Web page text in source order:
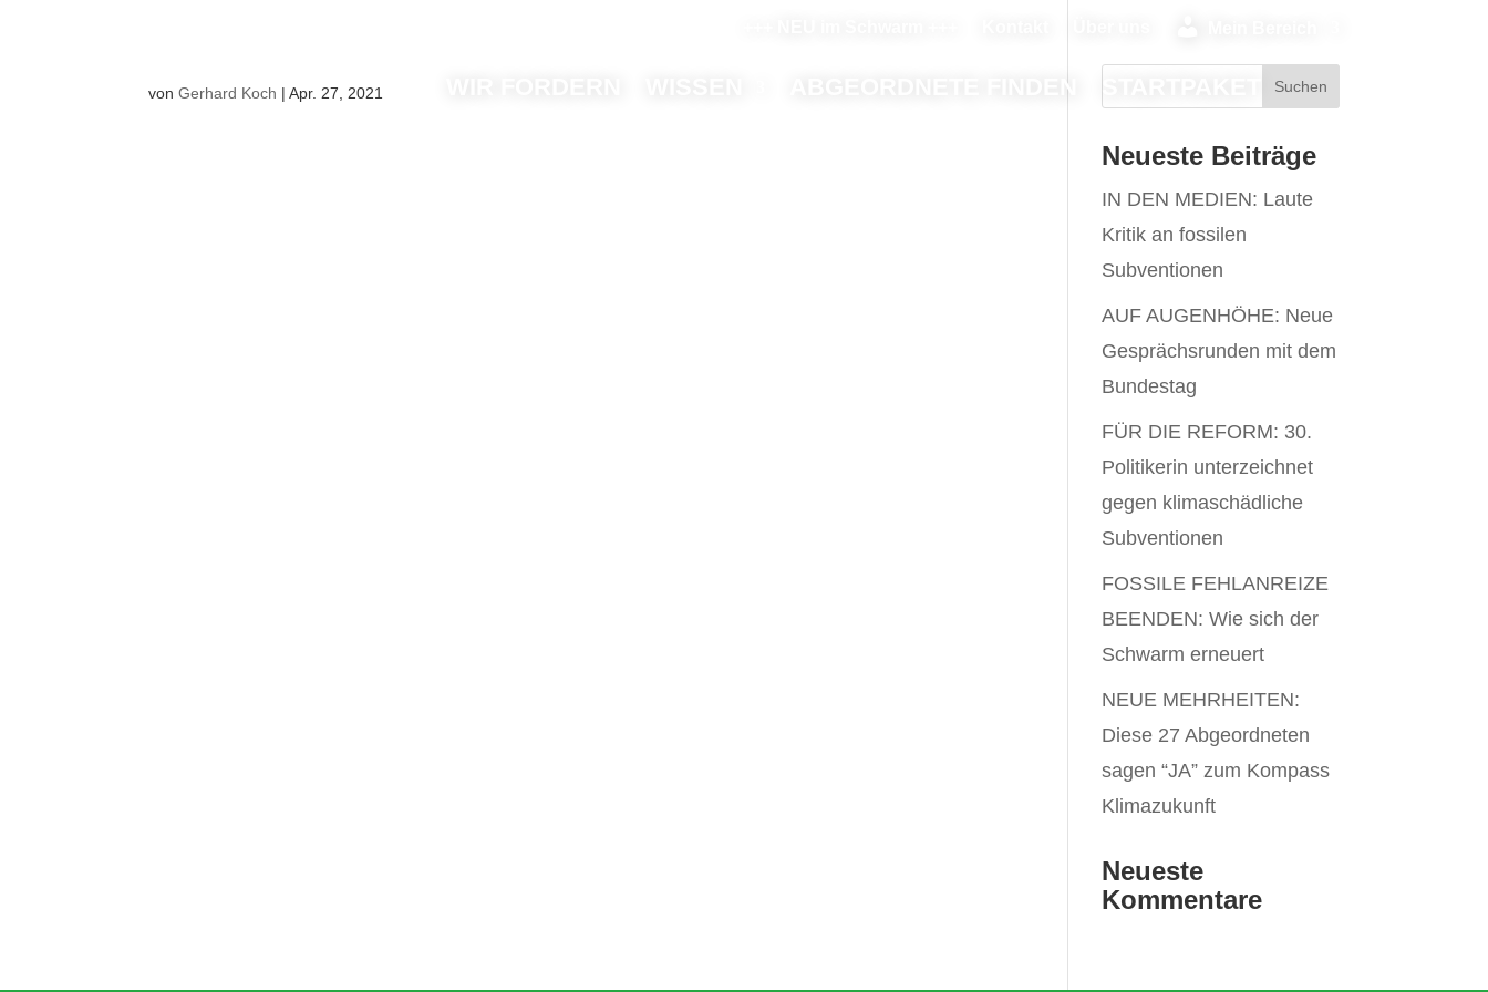
ABGEORDNETE FINDEN
vonGerhard Koch |Apr. 27, 2021
Neueste Beiträge
IN DEN MEDIEN: Laute
Kritik an fossilen
Subventionen
AUF AUGENHÖHE: Neue
Gesprächsrunden mit dem
Bundestag
FÜR DIE REFORM: 30.
Politikerin unterzeichnet
gegen klimaschädliche
Subventionen
FOSSILE FEHLANREIZE
BEENDEN: Wie sich der
Schwarm erneuert
NEUE MEHRHEITEN:
Diese 27 Abgeordneten
sagen “JA” zum Kompass
Klimazukunft
Neueste
Kommentare